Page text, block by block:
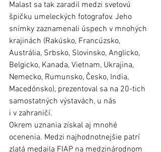
Malast sa tak zaradil medzi svetovú
špičku umeleckých fotografov. Jeho
snímky zaznamenali úspech v mnohých
krajinách (Rakúsko, Francúzsko,
Austrália, Srbsko, Slovinsko, Anglicko,
Belgicko, Kanada, Vietnam, Ukrajina,
Nemecko, Rumunsko, Česko, India,
Macedónsko), prezentoval sa na 20-tich
samostatných výstavách, u nás
i v zahraničí.
Okrem uznania získal aj mnohé
ocenenia. Medzi najhodnotnejšie patrí
zlatá medaila FIAP na medzinárodnom